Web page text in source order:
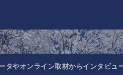
タやオンライン取材からインタビュ